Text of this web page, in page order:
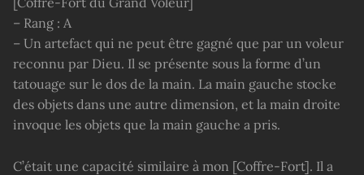
– Rang : A
– Un artefact qui ne peut être gagné que par un voleur
reconnu par Dieu. Il se présente sous la forme d’un
tatouage sur le dos de la main. La main gauche stocke
des objets dans une autre dimension, et la main droite
invoque les objets que la main gauche a pris.
C’était une capacité similaire à mon [Coffre-Fort]. Il a